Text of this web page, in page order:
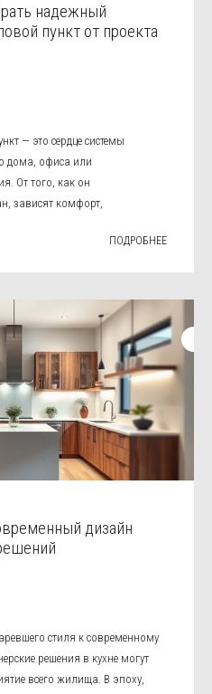
надежный
пункт от проекта
— это сердце системы
дома, офиса или
От того, как он
зависят комфорт,
ПОДРОБНЕЕ
дизайн
стиля к современному
решения в кухне могут
всего жилища. В эпоху,